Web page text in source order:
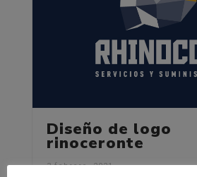
Diseño de logo
rinoceronte
3 febrero, 2021